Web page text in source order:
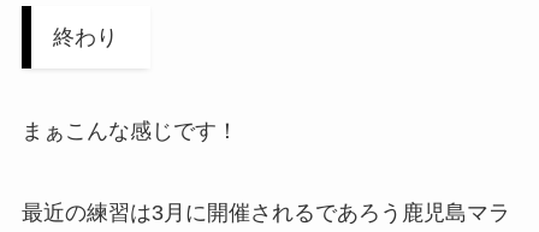
終わり
まぁこんな感じです！
最近の練習は3月に開催されるであろう鹿児島マラ